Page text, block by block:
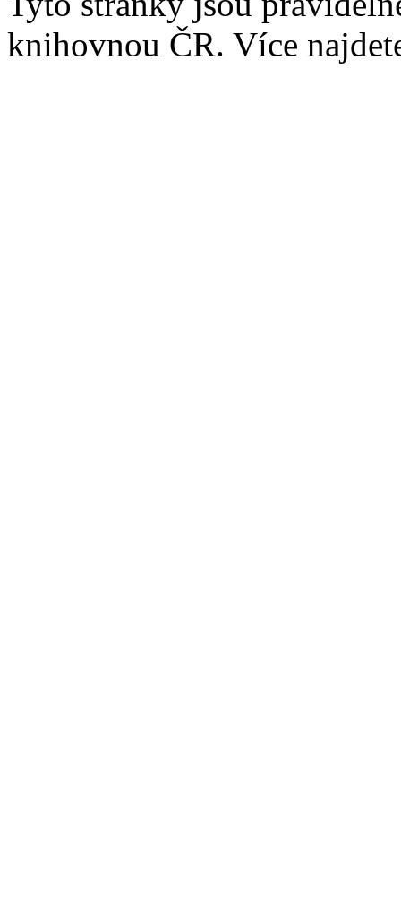
knihovnou ČR. Více